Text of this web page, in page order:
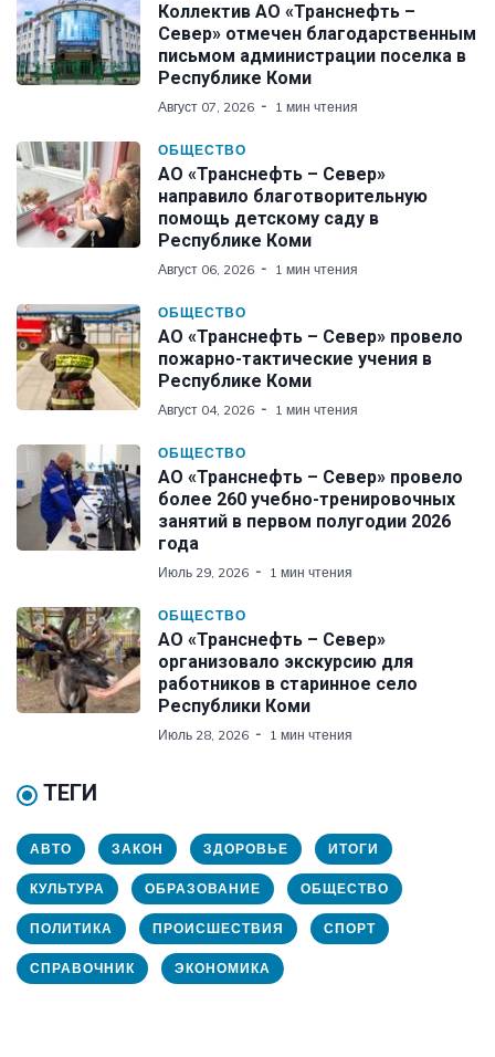
Коллектив АО «Транснефть –
Север» отмечен благодарственным
письмом администрации поселка в
Республике Коми
Август 07, 2026 1 мин чтения
ОБЩЕСТВО
АО «Транснефть – Север»
направило благотворительную
помощь детскому саду в
Республике Коми
Август 06, 2026 1 мин чтения
ОБЩЕСТВО
АО «Транснефть – Север» провело
пожарно-тактические учения в
Республике Коми
Август 04, 2026 1 мин чтения
ОБЩЕСТВО
АО «Транснефть – Север» провело
более 260 учебно-тренировочных
занятий в первом полугодии 2026
года
Июль 29, 2026 1 мин чтения
ОБЩЕСТВО
АО «Транснефть – Север»
организовало экскурсию для
работников в старинное село
Республики Коми
Июль 28, 2026 1 мин чтения
ТЕГИ
АВТО ЗАКОН ЗДОРОВЬЕ ИТОГИ
КУЛЬТУРА ОБРАЗОВАНИЕ ОБЩЕСТВО
ПОЛИТИКА ПРОИСШЕСТВИЯ СПОРТ
СПРАВОЧНИК ЭКОНОМИКА